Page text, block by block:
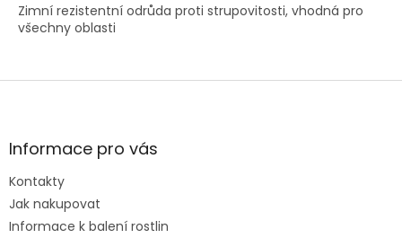
Zimní rezistentní odrůda proti strupovitosti, vhodná pro
všechny oblasti
Z
aInformace pro vás
Kontakty
Jak nakupovat
Informace k balení rostlin